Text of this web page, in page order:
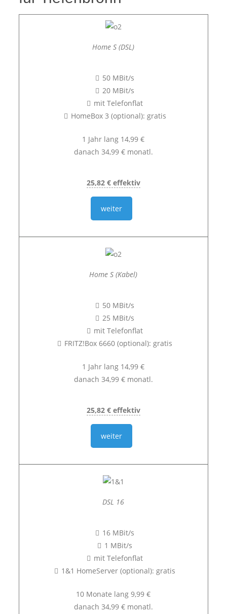
Home S (DSL)
50 MBit/s
20 MBit/s
mit Telefonflat
HomeBox 3 (optional): gratis
1 Jahr lang 14,99 €
danach 34,99 € monatl.
25,82 € effektiv
weiter
Home S (Kabel)
50 MBit/s
25 MBit/s
mit Telefonflat
FRITZ!Box 6660 (optional): gratis
1 Jahr lang 14,99 €
danach 34,99 € monatl.
25,82 € effektiv
weiter
DSL 16
16 MBit/s
1 MBit/s
mit Telefonflat
1&1 HomeServer (optional): gratis
10 Monate lang 9,99 €
danach 34,99 € monatl.